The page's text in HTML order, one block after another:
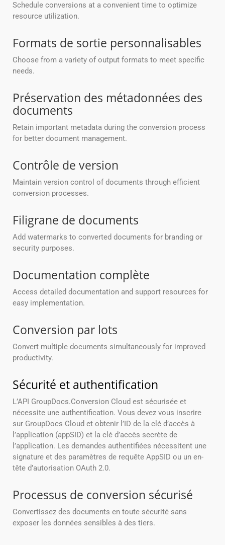
Schedule conversions at a convenient time to optimize
resource utilization.
Formats de sortie personnalisables
Choose from a variety of output formats to meet specific
needs.
Préservation des métadonnées des
documents
Retain important metadata during the conversion process
for better document management.
Contrôle de version
Maintain version control of documents through efficient
conversion processes.
Filigrane de documents
Add watermarks to converted documents for branding or
security purposes.
Documentation complète
Access detailed documentation and support resources for
easy implementation.
Conversion par lots
Convert multiple documents simultaneously for improved
productivity.
Sécurité et authentification
L’API GroupDocs.Conversion Cloud est sécurisée et
nécessite une authentification. Vous devez vous inscrire
sur GroupDocs Cloud et obtenir l’ID de la clé d’accès à
l’application (appSID) et la clé d’accès secrète de
l’application. Les demandes authentifiées nécessitent une
signature et des paramètres de requête AppSID ou un en-
tête d’autorisation OAuth 2.0.
Processus de conversion sécurisé
Convertissez des documents en toute sécurité sans
exposer les données sensibles à des tiers.